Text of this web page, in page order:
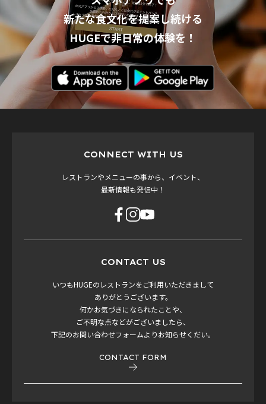
新たな食文化を提案し続ける
HUGEで非日常の体験を！
CONNECT WITH US
レストランやメニューの事から、イベント、
最新情報も発信中！
CONTACT US
いつもHUGEのレストランをご利用いただきまして
ありがとうございます。
何かお気づきになられたことや、
ご不明な点などがございましたら、
下記のお問い合わせフォームよりお知らせくだい。
CONTACT FORM